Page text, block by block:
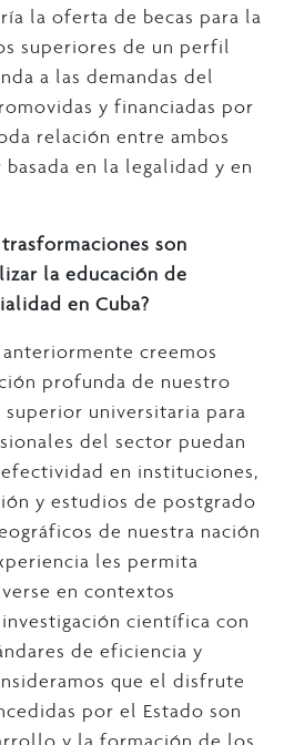
la oferta de becas para la
superiores de un perfil
a las demandas del
y financiadas por
relación entre ambos
en la legalidad y en
son
la educación de
en Cuba?
creemos
profunda de nuestro
universitaria para
del sector puedan
en instituciones,
y estudios de postgrado
de nuestra nación
les permita
en contextos
científica con
de eficiencia y
que el disfrute
por el Estado son